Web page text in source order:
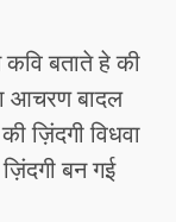
बताते हे की
आचरण बादल
ज़िंदगी विधवा
बन गई